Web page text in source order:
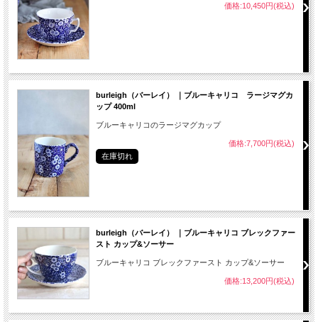
価格:10,450円(税込)
burleigh（バーレイ） ｜ブルーキャリコ ラージマグカ
ップ 400ml
ブルーキャリコのラージマグカップ
価格:7,700円(税込)
在庫切れ
burleigh（バーレイ） ｜ブルーキャリコ ブレックファー
スト カップ&ソーサー
ブルーキャリコ ブレックファースト カップ&ソーサー
価格:13,200円(税込)